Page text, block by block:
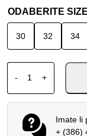
ODABERITE SIZE
30 32 34
-
ALPINESTARS
+
Imate li
+ (386)